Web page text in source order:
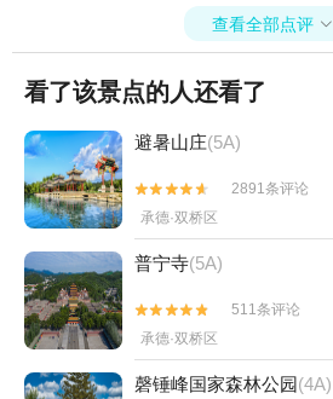
查看全部点评 
看了该景点的人还看了
避暑山庄(5A)


2891条评论
承德·双桥区
普宁寺(5A)


511条评论
承德·双桥区
磬锤峰国家森林公园(4A)